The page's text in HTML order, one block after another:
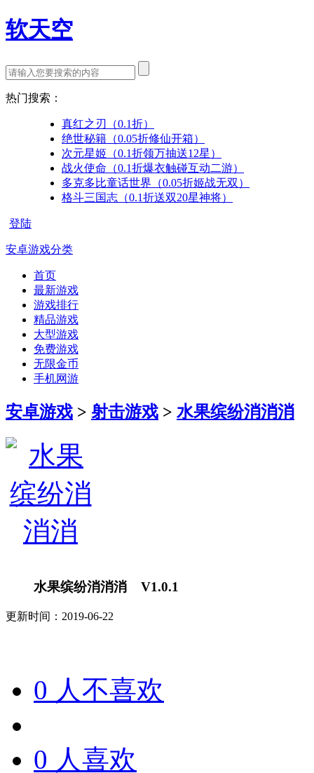
软天空
热门搜索：
真红之刃（0.1折）
绝世秘籍（0.05折修仙开箱）
次元星姬（0.1折领万抽送12星）
战火使命（0.1折爆衣触碰互动二游）
多克多比童话世界（0.05折姬战无双）
格斗三国志（0.1折送双20星神将）
登陆
安卓游戏分类
首页
最新游戏
游戏排行
精品游戏
大型游戏
免费游戏
无限金币
手机网游
安卓游戏 > 射击游戏 > 水果缤纷消消消
水果缤纷消消消 V1.0.1
更新时间：2019-06-22
0 人不喜欢
0 人喜欢